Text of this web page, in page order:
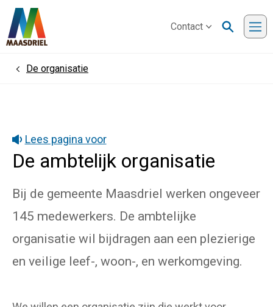
Contact
HomeDe organisatie
Lees pagina voor
De ambtelijk organisatie
Bij de gemeente Maasdriel werken ongeveer
145 medewerkers. De ambtelijke
organisatie wil bijdragen aan een plezierige
en veilige leef-, woon-, en werkomgeving.